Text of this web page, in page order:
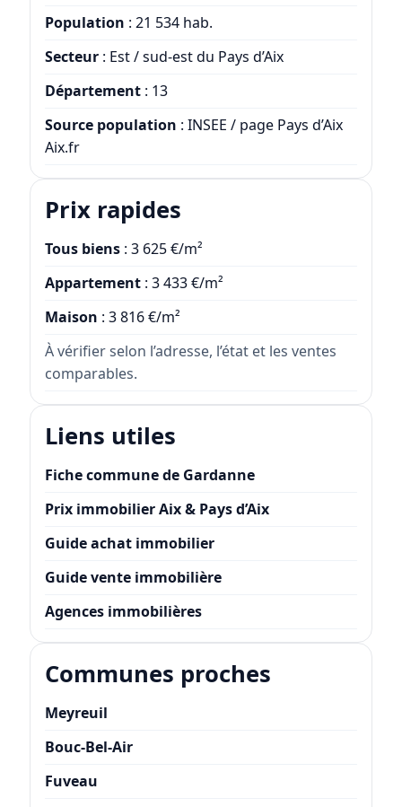
Population : 21 534 hab.
Secteur: Est / sud-est du Pays d’Aix
Département: 13
Source population : INSEE / page Pays d’Aix
Aix.fr
Prix rapides
Tous biens: 3 625 €/m²
Appartement: 3 433 €/m²
Maison : 3 816 €/m²
À vérifier selon l’adresse, l’état et les ventes
comparables.
Liens utiles
Fiche commune de Gardanne
Prix immobilier Aix & Pays d’Aix
Guide achat immobilier
Guide vente immobilière
Agences immobilières
Communes proches
Meyreuil
Bouc-Bel-Air
Fuveau